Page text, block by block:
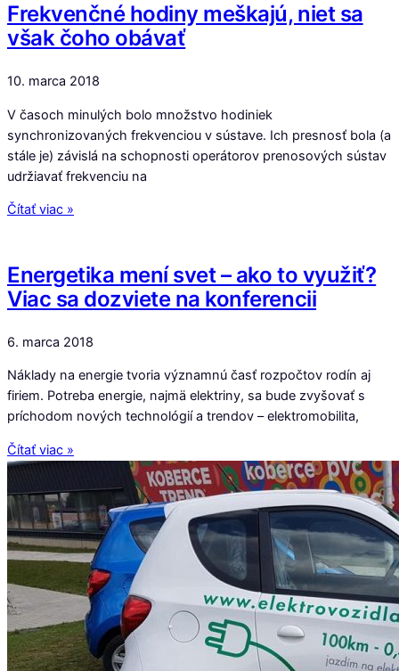
Frekvenčné hodiny meškajú, niet sa
však čoho obávať
10. marca 2018
V časoch minulých bolo množstvo hodiniek
synchronizovaných frekvenciou v sústave. Ich presnosť bola (a
stále je) závislá na schopnosti operátorov prenosových sústav
udržiavať frekvenciu na
Čítať viac »
Energetika mení svet – ako to využiť?
Viac sa dozviete na konferencii
6. marca 2018
Náklady na energie tvoria významnú časť rozpočtov rodín aj
firiem. Potreba energie, najmä elektriny, sa bude zvyšovať s
príchodom nových technológií a trendov – elektromobilita,
Čítať viac »